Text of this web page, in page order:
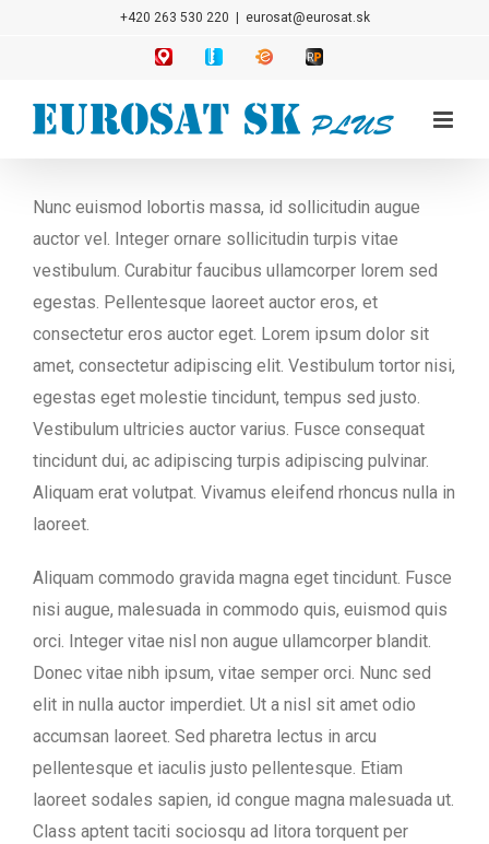
+420 263 530 220 eurosat@eurosat.sk
AutoGPS
kniha
jízd
SYSDO
docházkový
systém
Eda
tiketovací
systém
Routeplan
výjezdů
Nunc euismod lobortis massa, id sollicitudin augue
auctor vel. Integer ornare sollicitudin turpis vitae
vestibulum. Curabitur faucibus ullamcorper lorem sed
egestas. Pellentesque laoreet auctor eros, et
consectetur eros auctor eget. Lorem ipsum dolor sit
amet, consectetur adipiscing elit. Vestibulum tortor nisi,
egestas eget molestie tincidunt, tempus sed justo.
Vestibulum ultricies auctor varius. Fusce consequat
tincidunt dui, ac adipiscing turpis adipiscing pulvinar.
Aliquam erat volutpat. Vivamus eleifend rhoncus nulla in
laoreet.
Aliquam commodo gravida magna eget tincidunt. Fusce
nisi augue, malesuada in commodo quis, euismod quis
orci. Integer vitae nisl non augue ullamcorper blandit.
Donec vitae nibh ipsum, vitae semper orci. Nunc sed
elit in nulla auctor imperdiet. Ut a nisl sit amet odio
accumsan laoreet. Sed pharetra lectus in arcu
pellentesque et iaculis justo pellentesque. Etiam
laoreet sodales sapien, id congue magna malesuada ut.
Class aptent taciti sociosqu ad litora torquent per